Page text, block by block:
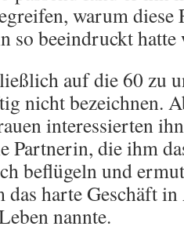
warum
so beeindruckt
auf die 60 zu
nicht bezeichnen.
interessierten
Partnerin, die ihm
beflügeln und
das harte Geschäft
nannte.